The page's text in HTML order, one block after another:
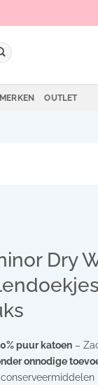
MERKEN OUTLET
Dry
puur katoen –
onnodige